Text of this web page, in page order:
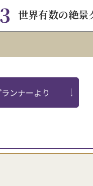
3 世界有数の絶景
ンナーより